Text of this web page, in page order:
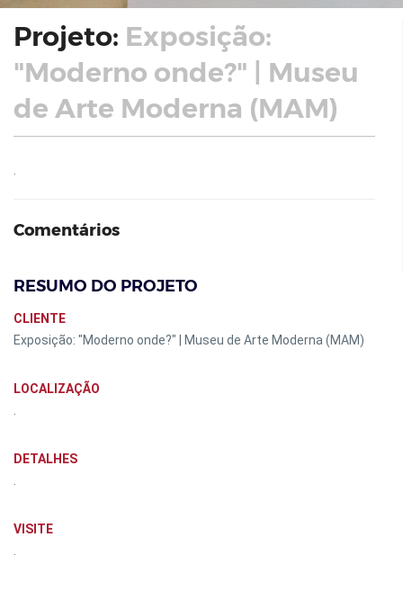
Projeto: Exposição:
"Moderno onde?" | Museu
de Arte Moderna (MAM)
Comentários
RESUMO DO PROJETO
CLIENTE
Exposição: "Moderno onde?" | Museu de Arte Moderna (MAM)
LOCALIZAÇÃO
DETALHES
VISITE